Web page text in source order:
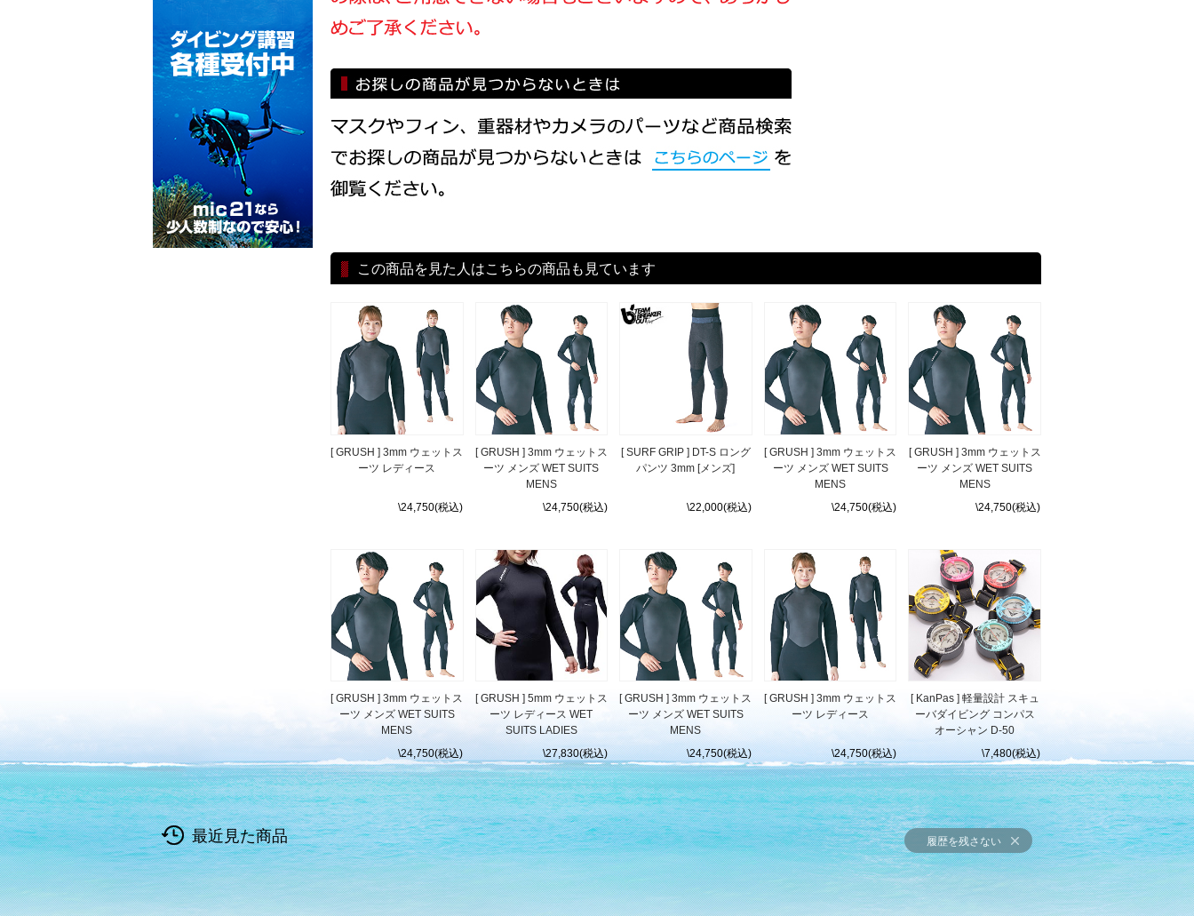
この商品を見た人はこちらの商品も見ています
[ GRUSH ] 3mm ウェットス
ーツ レディース
\24,750(税込)
[ GRUSH ] 3mm ウェットス
ーツ メンズ WET SUITS
MENS
\24,750(税込)
[ SURF GRIP ] DT-S ロング
パンツ 3mm [メンズ]
\22,000(税込)
[ GRUSH ] 3mm ウェットス
ーツ メンズ WET SUITS
MENS
\24,750(税込)
[ GRUSH ] 3mm ウェットス
ーツ メンズ WET SUITS
MENS
\24,750(税込)
[ GRUSH ] 3mm ウェットス
ーツ メンズ WET SUITS
MENS
\24,750(税込)
[ GRUSH ] 5mm ウェットス
ーツ レディース WET
SUITS LADIES
\27,830(税込)
[ GRUSH ] 3mm ウェットス
ーツ メンズ WET SUITS
MENS
\24,750(税込)
[ GRUSH ] 3mm ウェットス
ーツ レディース
\24,750(税込)
[ KanPas ] 軽量設計 スキュ
ーバダイビング コンパス
オーシャン D-50
\7,480(税込)
最近見た商品 履歴を残さない